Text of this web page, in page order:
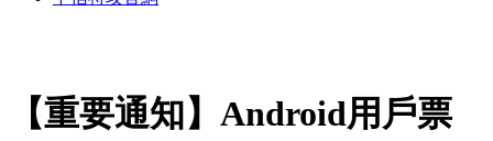
【重要通知】Android用戶票